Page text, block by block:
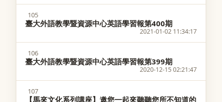
105
臺大外語教學暨資源中心英語學習報第400期
2021-01-02 11:34:17
106
臺大外語教學暨資源中心英語學習報第399期
2020-12-15 02:21:47
107
【馬來文化系列講座】邀您一起來聽聽您所不知道的